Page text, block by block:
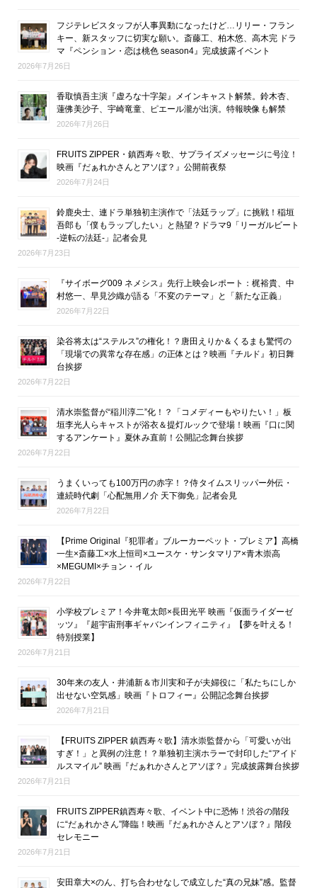
フジテレビスタッフが人事異動になったけど…リリー・フラン
キー、新スタッフに切実な願い。斎藤工、柏木悠、高木完 ドラ
マ『ペンション・恋は桃色 season4』完成披露イベント
2026年7月26日
香取慎吾主演『虚ろな十字架』メインキャスト解禁。鈴木杏、
蓮佛美沙子、宇崎竜童、ピエール瀧が出演。特報映像も解禁
2026年7月26日
FRUITS ZIPPER・鎮西寿々歌、サプライズメッセージに号泣！
映画『だぁれかさんとアソぼ？』公開前夜祭
2026年7月24日
鈴鹿央士、連ドラ単独初主演作で「法廷ラップ」に挑戦！稲垣
吾郎も「僕もラップしたい」と熱望？ドラマ9「リーガルビート
-逆転の法廷-」記者会見
2026年7月23日
『サイボーグ009 ネメシス』先行上映会レポート：梶裕貴、中
村悠一、早見沙織が語る「不変のテーマ」と「新たな正義」
2026年7月22日
染谷将太は“ステルス”の権化！？唐田えりか＆くるまも驚愕の
「現場での異常な存在感」の正体とは？映画『チルド』初日舞
台挨拶
2026年7月22日
清水崇監督が“稲川淳二”化！？「コメディーもやりたい！」板
垣李光人らキャストが浴衣＆提灯ルックで登場！映画『口に関
するアンケート』夏休み直前！公開記念舞台挨拶
2026年7月22日
うまくいっても100万円の赤字！？侍タイムスリッパー外伝・
連続時代劇「心配無用ノ介 天下御免」記者会見
2026年7月22日
【Prime Original『犯罪者』ブルーカーペット・プレミア】高橋
一生×斎藤工×水上恒司×ユースケ・サンタマリア×青木崇高
×MEGUMI×チョン・イル
2026年7月22日
小学校プレミア！今井竜太郎×長田光平 映画『仮面ライダーゼ
ッツ』『超宇宙刑事ギャバンインフィニティ』【夢を叶える！
特別授業】
2026年7月21日
30年来の友人・井浦新＆市川実和子が夫婦役に「私たちにしか
出せない空気感」映画『トロフィー』公開記念舞台挨拶
2026年7月21日
【FRUITS ZIPPER 鎮西寿々歌】清水崇監督から「可愛いが出
すぎ！」と異例の注意！？単独初主演ホラーで封印した“アイド
ルスマイル” 映画『だぁれかさんとアソぼ？』完成披露舞台挨拶
2026年7月21日
FRUITS ZIPPER鎮西寿々歌、イベント中に恐怖！渋谷の階段
に“だぁれかさん”降臨！映画『だぁれかさんとアソぼ？』階段
セレモニー
2026年7月21日
安田章大×のん、打ち合わせなしで成立した“真の兄妹”感。監督